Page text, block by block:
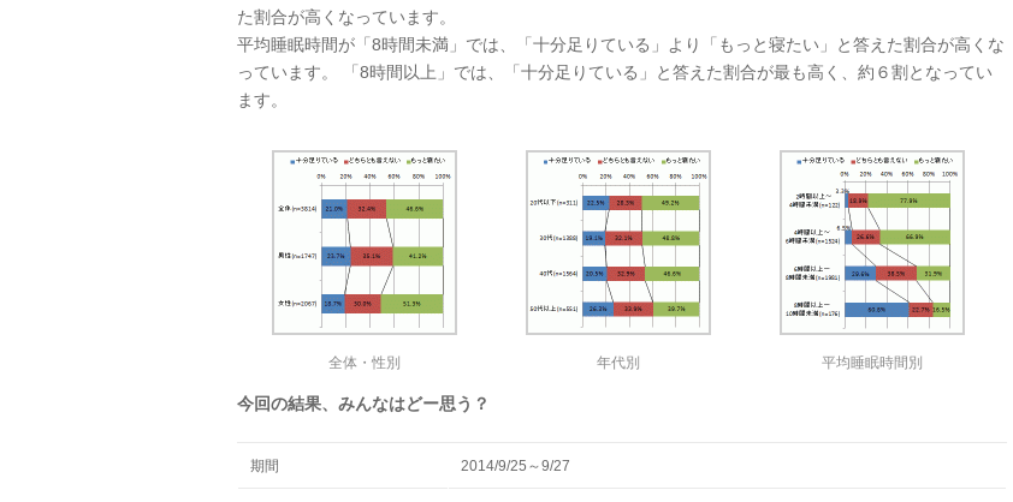
た割合が高くなっています。
平均睡眠時間が「8時間未満」では、「十分足りている」より「もっと寝たい」と答えた割合が高くな
っています。 「8時間以上」では、「十分足りている」と答えた割合が最も高く、約６割となってい
ます。
全体・性別 年代別 平均睡眠時間別
今回の結果、みんなはどー思う？
期間 2014/9/25～9/27